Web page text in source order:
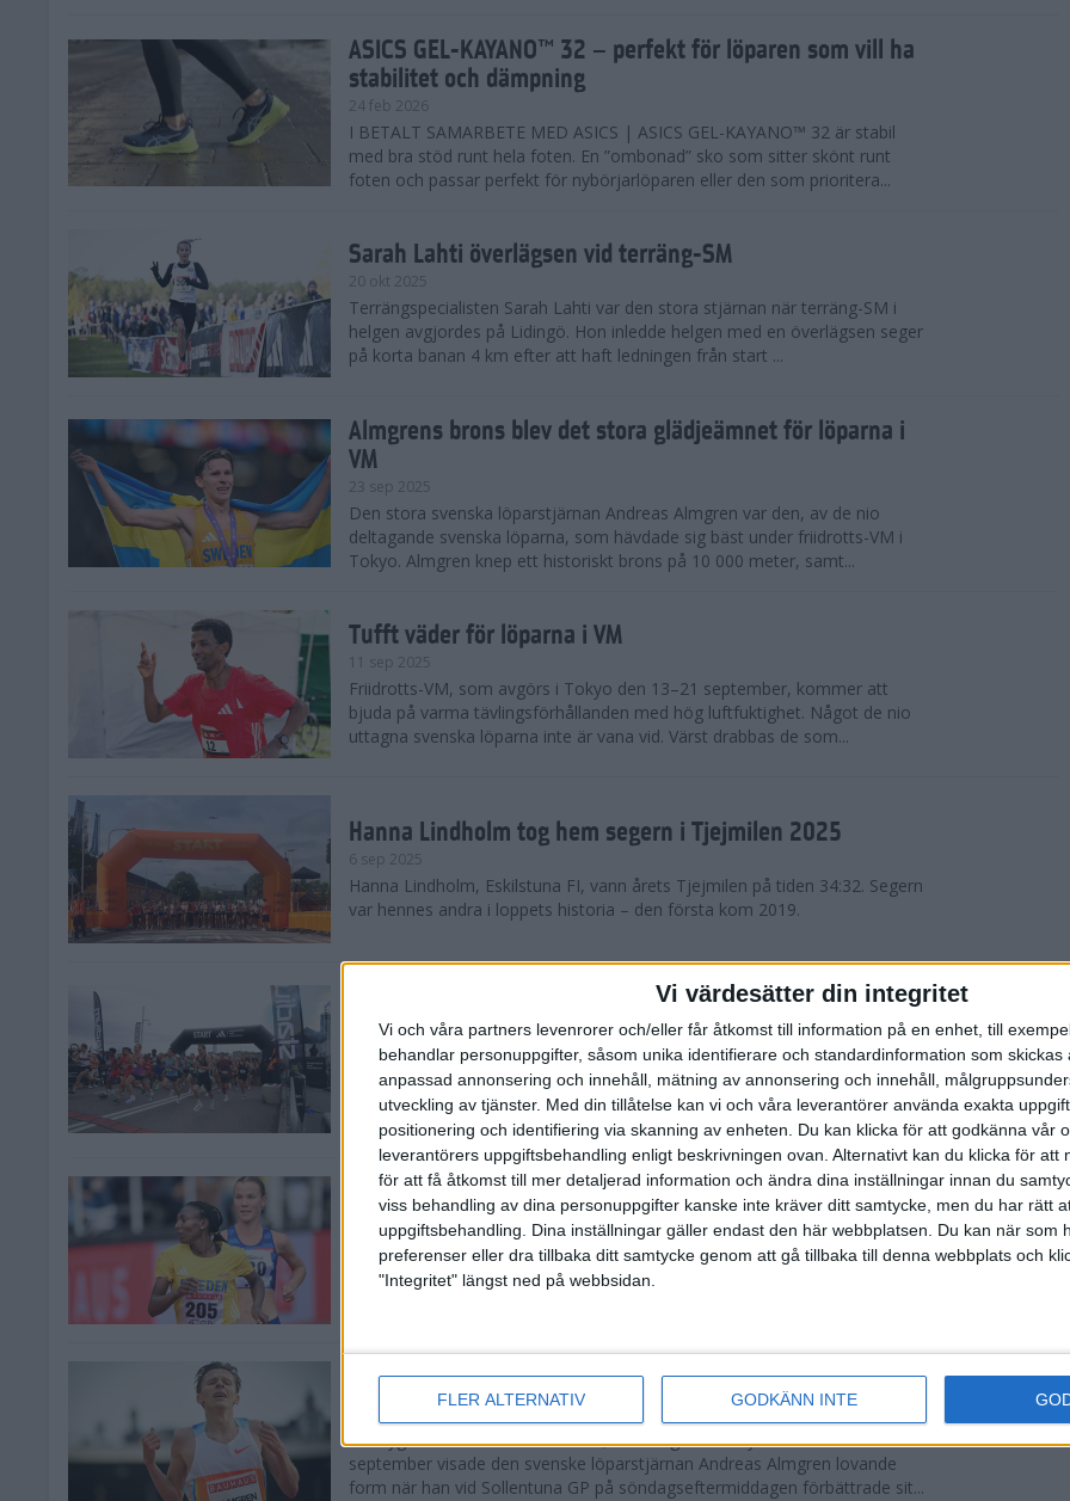
Vi värdesätter din integritet
Vi och våra partners levenrorer och/eller får åtkomst till information på en enhet, till
behandlar personuppgifter, såsom unika identifierare och standardinformation som skickas
anpassad annonsering och innehåll, mätning av annonsering och innehåll,
utveckling av tjänster. Med din tillåtelse kan vi och våra leverantörer använda exakta
positionering och identifiering via skanning av enheten. Du kan klicka för att godkänna vår
leverantörers uppgiftsbehandling enligt beskrivningen ovan. Alternativt kan du klicka för att
för att få åtkomst till mer detaljerad information och ändra dina inställningar innan du
viss behandling av dina personuppgifter kanske inte kräver ditt samtycke, men du har rätt
uppgiftsbehandling. Dina inställningar gäller endast den här webbplatsen. Du kan när som
preferenser eller dra tillbaka ditt samtycke genom att gå tillbaka till denna webbplats och
"Integritet" längst ned på webbsidan.
FLER ALTERNATIV GODKÄNN INTE
ASICS GEL-KAYANO™ 32 – perfekt för löparen som vill ha
stabilitet och dämpning
24 feb 2026
I BETALT SAMARBETE MED ASICS | ASICS GEL-KAYANO™ 32 är stabil
med bra stöd runt hela foten. En ”ombonad” sko som sitter skönt runt
foten och passar perfekt för nybörjarlöparen eller den som prioritera...
Sarah Lahti överlägsen vid terräng-SM
20 okt 2025
Terrängspecialisten Sarah Lahti var den stora stjärnan när terräng-SM i
helgen avgjordes på Lidingö. Hon inledde helgen med en överlägsen seger
på korta banan 4 km efter att haft ledningen från start ...
Almgrens brons blev det stora glädjeämnet för löparna i
VM
23 sep 2025
Den stora svenska löparstjärnan Andreas Almgren var den, av de nio
deltagande svenska löparna, som hävdade sig bäst under friidrotts-VM i
Tokyo. Almgren knep ett historiskt brons på 10 000 meter, samt...
Tufft väder för löparna i VM
11 sep 2025
Friidrotts-VM, som avgörs i Tokyo den 13–21 september, kommer att
bjuda på varma tävlingsförhållanden med hög luftfuktighet. Något de nio
uttagna svenska löparna inte är vana vid. Värst drabbas de som...
Hanna Lindholm tog hem segern i Tjejmilen 2025
6 sep 2025
Hanna Lindholm, Eskilstuna FI, vann årets Tjejmilen på tiden 34:32. Segern
var hennes andra i loppets historia – den första kom 2019.
Snabbaste segertiden på 12 år i rekordstort adidas
Stockholm Halvmaraton
30 aug 2025
Ett slutsålt och rekordstort adidas Stockholm Halvmaraton avgjordes i
nästintill perfekt löparväder. 18 grader, mulet och väldigt lite vind. Totalt
var 19,866 löpare anmälda, varav 15,807 kom till sta...
Löparna viktiga när Sverige vann Finnkampen
26 aug 2025
Den hundrade upplagan av Finnkampen, världens äldsta och största
landskamp i friidrott, avgjordes inför fullsatta läktare på Stockholms
Svenskt rekord när Almgren testade VM-formen
En dryg månad före friidrotts-VM, som avgörs i Tokyo den 13-21
september visade den svenske löparstjärnan Andreas Almgren lovande
form när han vid Sollentuna GP på söndagseftermiddagen förbättrade sit...